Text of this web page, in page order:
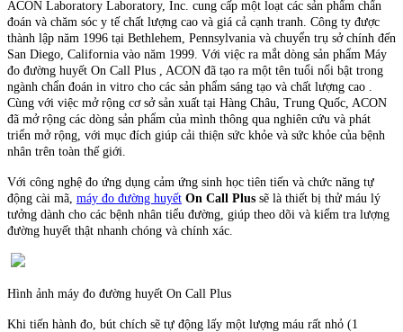
ACON Laboratory Laboratory, Inc. cung cấp một loạt các sản phẩm chẩn
đoán và chăm sóc y tế chất lượng cao và giá cả cạnh tranh. Công ty được
thành lập năm 1996 tại Bethlehem, Pennsylvania và chuyển trụ sở chính đến
San Diego, California vào năm 1999. Với việc ra mắt dòng sản phẩm Máy
đo đường huyết On Call Plus
, ACON đã tạo ra một tên tuổi nổi bật trong
ngành chẩn đoán in vitro cho các sản phẩm sáng tạo và chất lượng cao .
Cùng với việc mở rộng cơ sở sản xuất tại Hàng Châu, Trung Quốc, ACON
đã mở rộng các dòng sản phẩm của mình thông qua nghiên cứu và phát
triển mở rộng, với mục đích giúp cải thiện sức khỏe và sức khỏe của bệnh
nhân trên toàn thế giới.
Với công nghệ đo ứng dụng cảm ứng sinh học tiên tiến và chức năng tự
động cài mã, máy đo đường huyết On Call Plus sẽ là thiết bị thử máu lý
tưởng dành cho các bệnh nhân tiểu đường, giúp theo dõi và kiểm tra lượng
đường huyết thật nhanh chóng và chính xác.
Hình ảnh máy đo đường huyết On Call Plus
Khi tiến hành đo, bút chích sẽ tự động lấy một lượng máu rất nhỏ (1